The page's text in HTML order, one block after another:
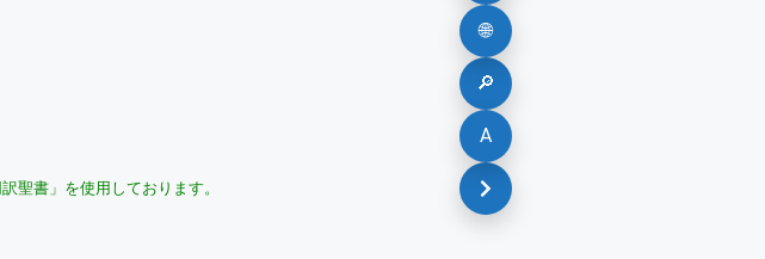
🌐
🔎
A
聖書」を使用しております。